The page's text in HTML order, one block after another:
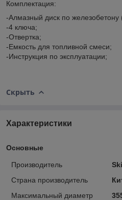
Комплектация:
-Алмазный диск по
-4 ключа;
-Отвертка;
-Емкость для топливной смеси;
-Инструкция по эксплуатации;
Скрыть
Характеристики
Основные
Производитель
Страна производитель
Максимальный диаметр